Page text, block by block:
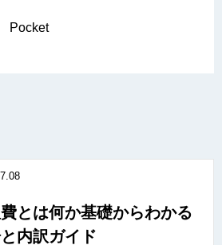
Pocket
とは何か基礎からわかる
内訳ガイド